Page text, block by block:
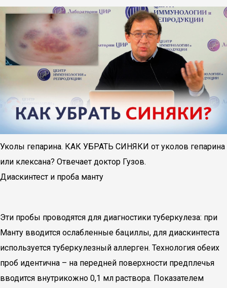
Уколы гепарина. КАК УБРАТЬ СИНЯКИ от уколов гепарина
или клексана? Отвечает доктор Гузов.
Диаскинтест и проба манту
Эти пробы проводятся для диагностики туберкулеза: при
Манту вводится ослабленные бациллы, для диаскинтеста
используется туберкулезный аллерген. Технология обеих
проб идентична – на передней поверхности предплечья
вводится внутрикожно 0,1 мл раствора. Показателем